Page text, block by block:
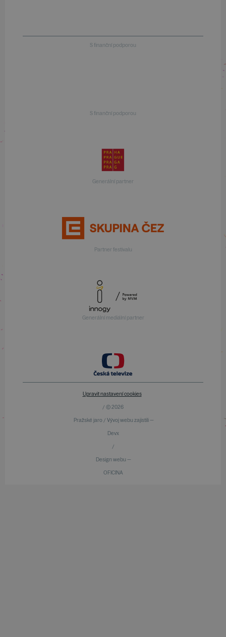
S finanční podporou
S finanční podporou
Generální partner
Partner festivalu
Generální mediální partner
Upravit nastavení cookies
/ © 2026
Pražské jaro / Vývoj webu zajistili —
Devx
/
Design webu —
OFICINA